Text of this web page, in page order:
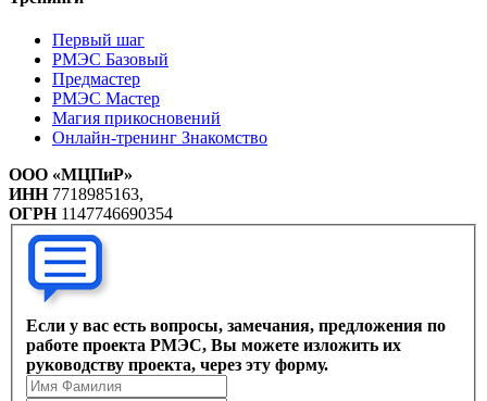
Первый шаг
РМЭС Базовый
Предмастер
РМЭС Мастер
Магия прикосновений
Онлайн-тренинг Знакомство
ООО «МЦПиР»
ИНН7718985163,
ОГРН1147746690354
Если у вас есть вопросы, замечания, предложения по
работе проекта РМЭС, Вы можете изложить их
руководству проекта, через эту форму.